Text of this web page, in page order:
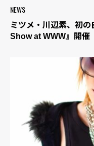
NEWS
ミツメ・川辺素、初
Show at WWW』開催